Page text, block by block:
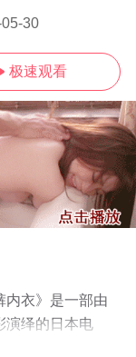
30
 极速观看
内衣》是一部由
演绎的日本电
全就来星辰影